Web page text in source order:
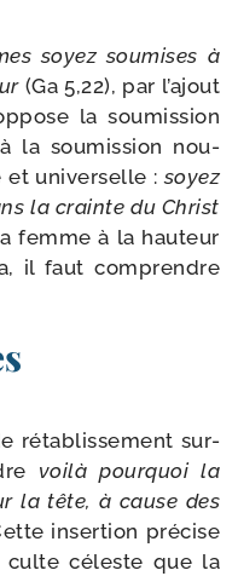
soyez sou­mises à
(Ga 5,22), par l’ajout
la sou­mis­sion
la sou­mis­sion nou­
et uni­ver­selle :soyez
la crainte du Christ
femme à la hau­teur
il faut com­prendre
réta­blis­se­ment sur­
voi­là pour­quoi la
la tête, à cause des
inser­tion pré­cise
culte céleste que la